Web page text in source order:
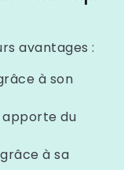
avantages :
à son
apporte du
grâce à sa